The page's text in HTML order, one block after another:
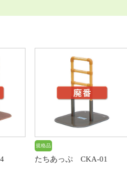
規格品
たちあっぷ CKA-01